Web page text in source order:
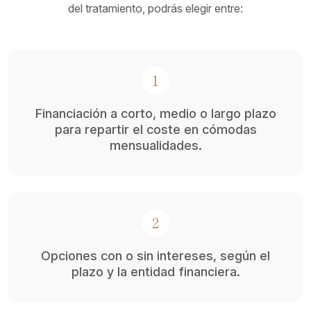
del tratamiento, podrás elegir entre:
1
Financiación a corto, medio o largo plazo
para repartir el coste en cómodas
mensualidades.
2
Opciones con o sin intereses, según el
plazo y la entidad financiera.